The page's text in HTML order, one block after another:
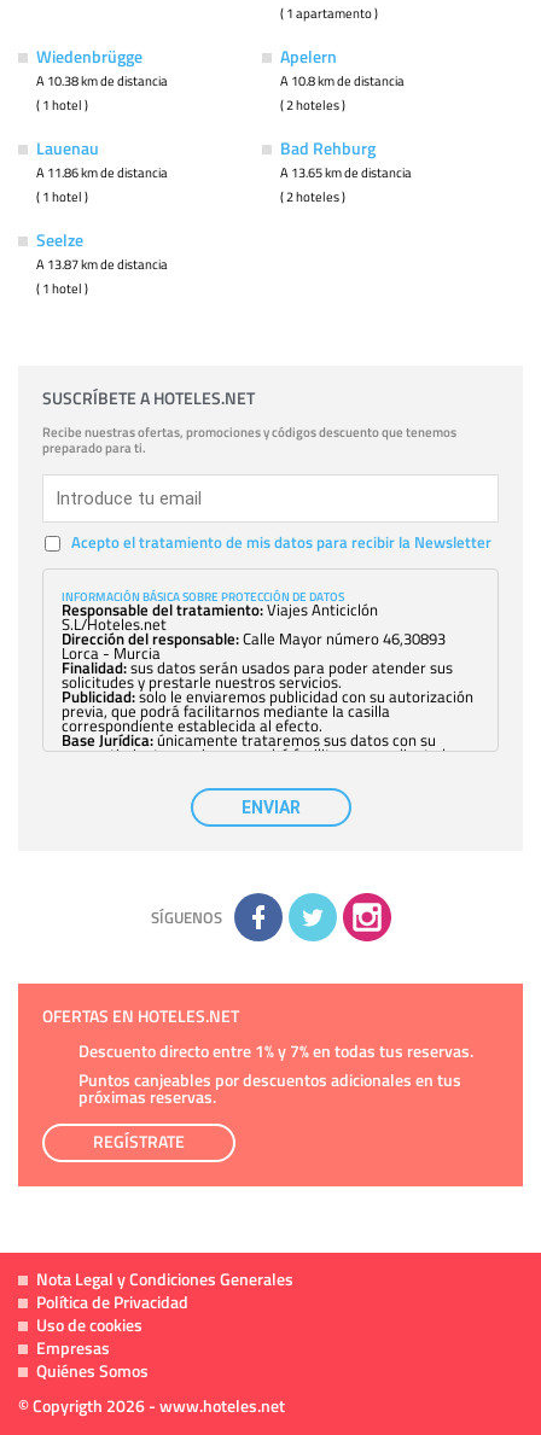
( 1 apartamento )
Wiedenbrügge
A 10.38 km de distancia
( 1 hotel )
Apelern
A 10.8 km de distancia
( 2 hoteles )
Lauenau
A 11.86 km de distancia
( 1 hotel )
Bad Rehburg
A 13.65 km de distancia
( 2 hoteles )
Seelze
A 13.87 km de distancia
( 1 hotel )
SUSCRÍBETE A HOTELES.NET
Recibe nuestras ofertas, promociones y códigos descuento que tenemos
preparado para ti.
Acepto el tratamiento de mis datos para recibir la Newsletter
INFORMACIÓN BÁSICA SOBRE PROTECCIÓN DE DATOS
Responsable del tratamiento:Viajes Anticiclón
S.L/Hoteles.net
Dirección del responsable:Calle Mayor número 46,30893
Lorca - Murcia
Finalidad:sus datos serán usados para poder atender sus
solicitudes y prestarle nuestros servicios.
Publicidad:solo le enviaremos publicidad con su autorización
previa, que podrá facilitarnos mediante la casilla
correspondiente establecida al efecto.
Base Jurídica:únicamente trataremos sus datos con su
consentimiento previo, que podrá facilitarnos mediante la
con carácter general, sólo el personal de
nuestra entidad que esté debidamente autorizado podrá
tener conocimiento de la información que le pedimos. No se
comunicarán datos a terceros.
adicional y detallada sobre cómo tratamos sus datos en la
política de privacidad
ENVIAR
SÍGUENOS
OFERTAS EN HOTELES.NET
Descuento directo entre 1% y 7% en todas tus reservas.
Puntos canjeables por descuentos adicionales en tus
próximas reservas.
REGÍSTRATE
Nota Legal y Condiciones Generales
Política de Privacidad
Uso de cookies
Empresas
Quiénes Somos
© Copyrigth 2026 - www.hoteles.net